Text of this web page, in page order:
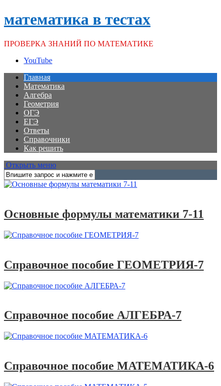
математика в тестах
ПРОВЕРКА ЗНАНИЙ ПО МАТЕМАТИКЕ
YouTube
Главная
Математика
Алгебра
Геометрия
ОГЭ
ЕГЭ
Ответы
Справочники
Как решить
Открыть меню
Основные формулы математики 7-11
Справочное пособие ГЕОМЕТРИЯ-7
Справочное пособие АЛГЕБРА-7
Справочное пособие МАТЕМАТИКА-6